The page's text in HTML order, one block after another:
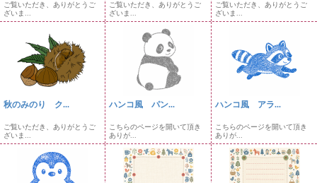
ご覧いただき、ありがとうご
ざいま...
ご覧いただき、ありがとうご
ざいま...
ご覧いただき、ありがとうご
ざいま...
秋のみのり ク...
ご覧いただき、ありがとうご
ざいま...
ハンコ風 パン...
こちらのページを開いて頂き
ありが...
ハンコ風 アラ...
こちらのページを開いて頂き
ありが...